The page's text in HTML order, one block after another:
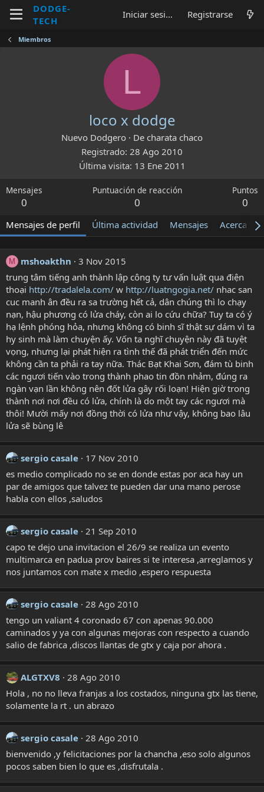
DODGE-
TECH
Iniciar sesión Registrarse
Miembros
L
loco x dodge
Nuevo Dodgero · De charata chaco
Registrado 28 Ago 2010
Última visita 13 Ene 2011
Mensajes
0
Puntuación de reacción
0
Puntos
0
Mensajes de perfil Última actividad Mensajes Acerca de
M mshoakthn
3 Nov 2015
trung tâm tiếng anh thành lập công ty tư vấn luật qua điện
thoại http://tradalela.com/ w http://luatngogia.net/ nhac san
cuc manh ân đều ra sa trường hết cả, dân chúng thì lo chạy
nạn, hậu phương có lửa cháy, còn ai lo cứu chữa? Tuy ta có ý
hạ lệnh phóng hỏa, nhưng không có binh sĩ thật sự dám vì ta
hy sinh mà làm chuyện ấy. Vốn ta nghĩ chuyện này đã tuyệt
vọng, nhưng lại phát hiện ra tình thế đã phát triển đến mức
không cần ta phải ra tay nữa. Thác Bạt Khai Sơn, đám tù binh
các ngươi tiến vào trong thành phao tin đồn nhảm, đúng ra
ngàn vạn lần không nên đốt lửa gây rối loạn! Hiện giờ trong
thành nơi nơi đều có lửa, chính là do một tay các ngươi mà
thôi! Mười mấy nơi đồng thời có lửa như vậy, không bao lâu
lửa sẽ bùng lê
sergio casale
17 Nov 2010
es medio complicado no se en donde estas por aca hay un
par de amigos que talvez te pueden dar una mano perose
habla con ellos ,saludos
sergio casale 21 Sep 2010
capo te dejo una invitacion el 26/9 se realiza un evento
multimarca en padua prov baires si te interesa ,arreglamos y
nos juntamos con mate x medio ,espero respuesta
sergio casale 28 Ago 2010
tengo un valiant 4 coronado 67 con apenas 90.000
caminados y ya con algunas mejoras con respecto a cuando
salio de fabrica ,discos llantas de gtx y caja por ahora .
ALGTXV8
28 Ago 2010
Hola , no no lleva franjas a los costados, ninguna gtx las tiene,
solamente la rt . un abrazo
sergio casale 28 Ago 2010
bienvenido ,y felicitaciones por la chancha ,eso solo algunos
pocos saben bien lo que es ,disfrutala .